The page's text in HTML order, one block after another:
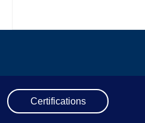
Certifications